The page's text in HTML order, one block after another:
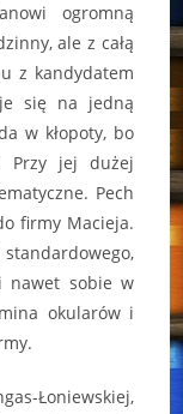
ogromną
ale z całą
z kandydatem
się na jedną
w kłopoty, bo
Przy jej dużej
Pech
firmy Macieja.
nawet sobie w
okularów i
Łoniewskiej,